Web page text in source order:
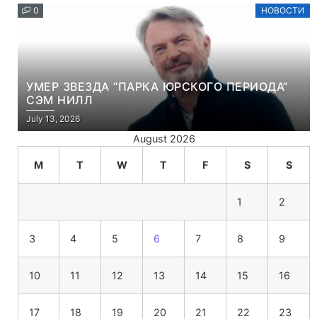
0 НОВОСТИ
УМЕР ЗВЕЗДА “ПАРКА ЮРСКОГО ПЕРИОДА”
СЭМ НИЛЛ
July 13, 2026
August 2026
M T W T F S S
1 2
3 4 5 6 7 8 9
10 11 12 13 14 15 16
17 18 19 20 21 22 23